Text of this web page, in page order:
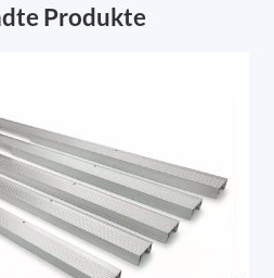
Produkte